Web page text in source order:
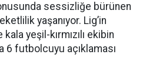
sessizliğe bürünen
yaşanıyor. Lig’in
yeşil-kırmızılı ekibin
6 futbolcuyu açıklaması